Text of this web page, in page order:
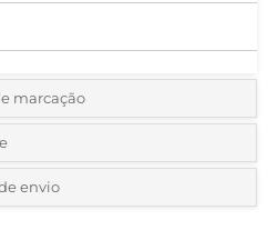
marcação
as cores do logotipo:
envio